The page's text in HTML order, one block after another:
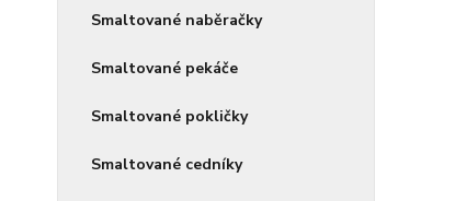
Smaltované naběračky
Smaltované pekáče
Smaltované pokličky
Smaltované cedníky